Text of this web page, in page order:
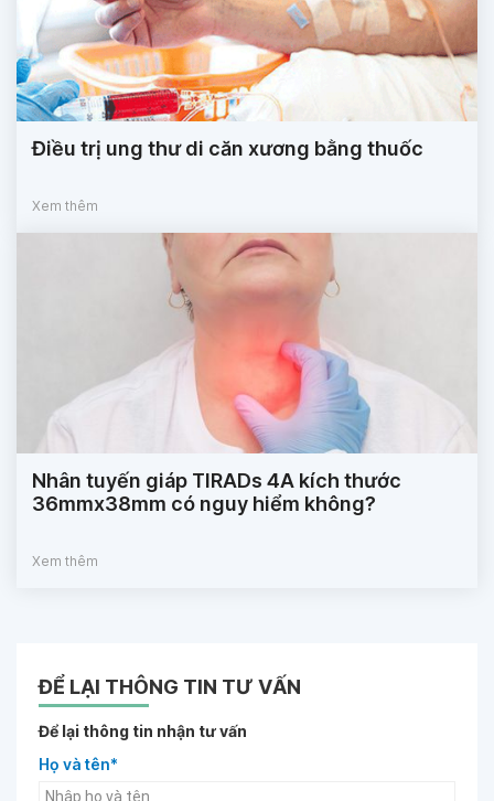
Điều trị ung thư di căn xương bằng thuốc
Xem thêm
Nhân tuyến giáp TIRADs 4A kích thước
36mmx38mm có nguy hiểm không?
Xem thêm
ĐỂ LẠI THÔNG TIN TƯ VẤN
Để lại thông tin nhận tư vấn
Họ và tên*